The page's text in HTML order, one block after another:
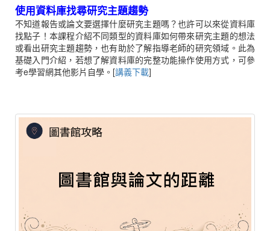
使用資料庫找尋研究主題趨勢
不知道報告或論文要選擇什麼研究主題嗎？也許可以來從資料庫
找點子！本課程介紹不同類型的資料庫如何帶來研究主題的想法
或看出研究主題趨勢，也有助於了解指導老師的研究領域。此為
基礎入門介紹，若想了解資料庫的完整功能操作使用方式，可參
考e學習網其他影片自學。[講義下載]